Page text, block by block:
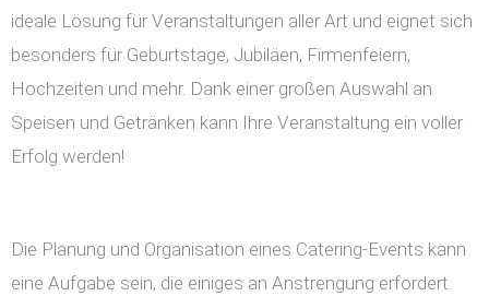
ideale Lösung für Veranstaltungen aller Art und eignet sich
besonders für Geburtstage, Jubiläen, Firmenfeiern,
Hochzeiten und mehr. Dank einer großen Auswahl an
Speisen und Getränken kann Ihre Veranstaltung ein voller
Erfolg werden!
Die Planung und Organisation eines Catering-Events kann
eine Aufgabe sein, die einiges an Anstrengung erfordert.